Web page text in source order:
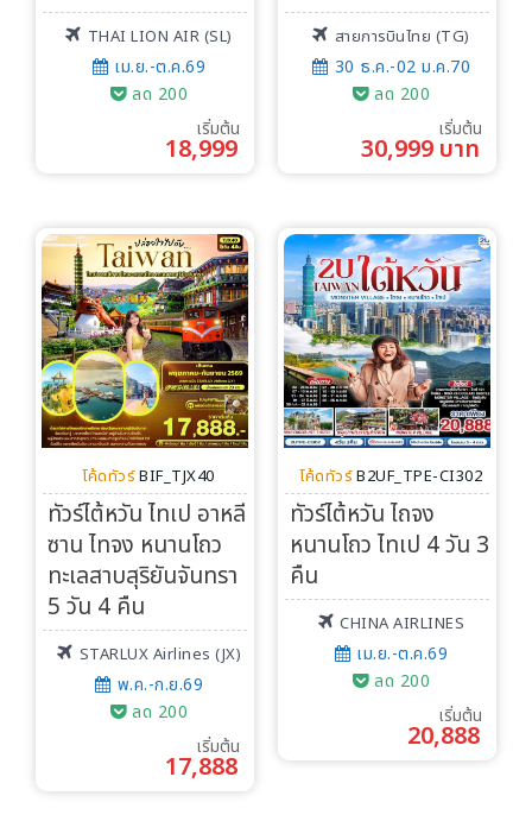
THAI LION AIR (SL)
เม.ย.-ต.ค.69
ลด 200
เริ่มต้น
18,999
สายการบินไทย (TG)
30 ธ.ค.-02 ม.ค.70
ลด 200
เริ่มต้น
30,999 บาท
โค้ดทัวร์ BIF_TJX40
ทัวร์ไต้หวัน ไทเป อาหลี
ซาน ไทจง หนานโถว
ทะเลสาบสุริยันจันทรา
5 วัน 4 คืน
STARLUX Airlines (JX)
พ.ค.-ก.ย.69
ลด 200
เริ่มต้น
17,888
โค้ดทัวร์ B2UF_TPE-CI302
ทัวร์ไต้หวัน ไถจง
หนานโถว ไทเป 4 วัน 3
คืน
CHINA AIRLINES
เม.ย.-ต.ค.69
ลด 200
เริ่มต้น
20,888